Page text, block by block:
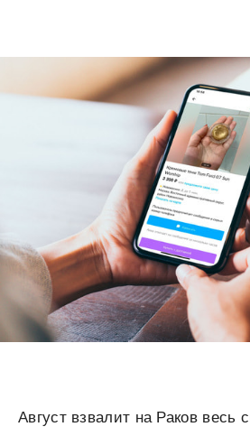
Август взвалит на Раков весь